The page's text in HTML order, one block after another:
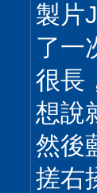
製片
了一
很長
想說
然後
搓右